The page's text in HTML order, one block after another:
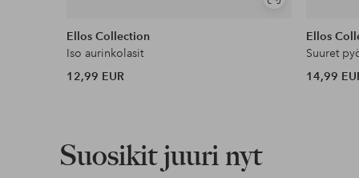
Näytä
Ellos Collection
Iso aurinkolasit
12,99 EUR
Ellos
Suuret
14,99
Suosikit juuri nyt